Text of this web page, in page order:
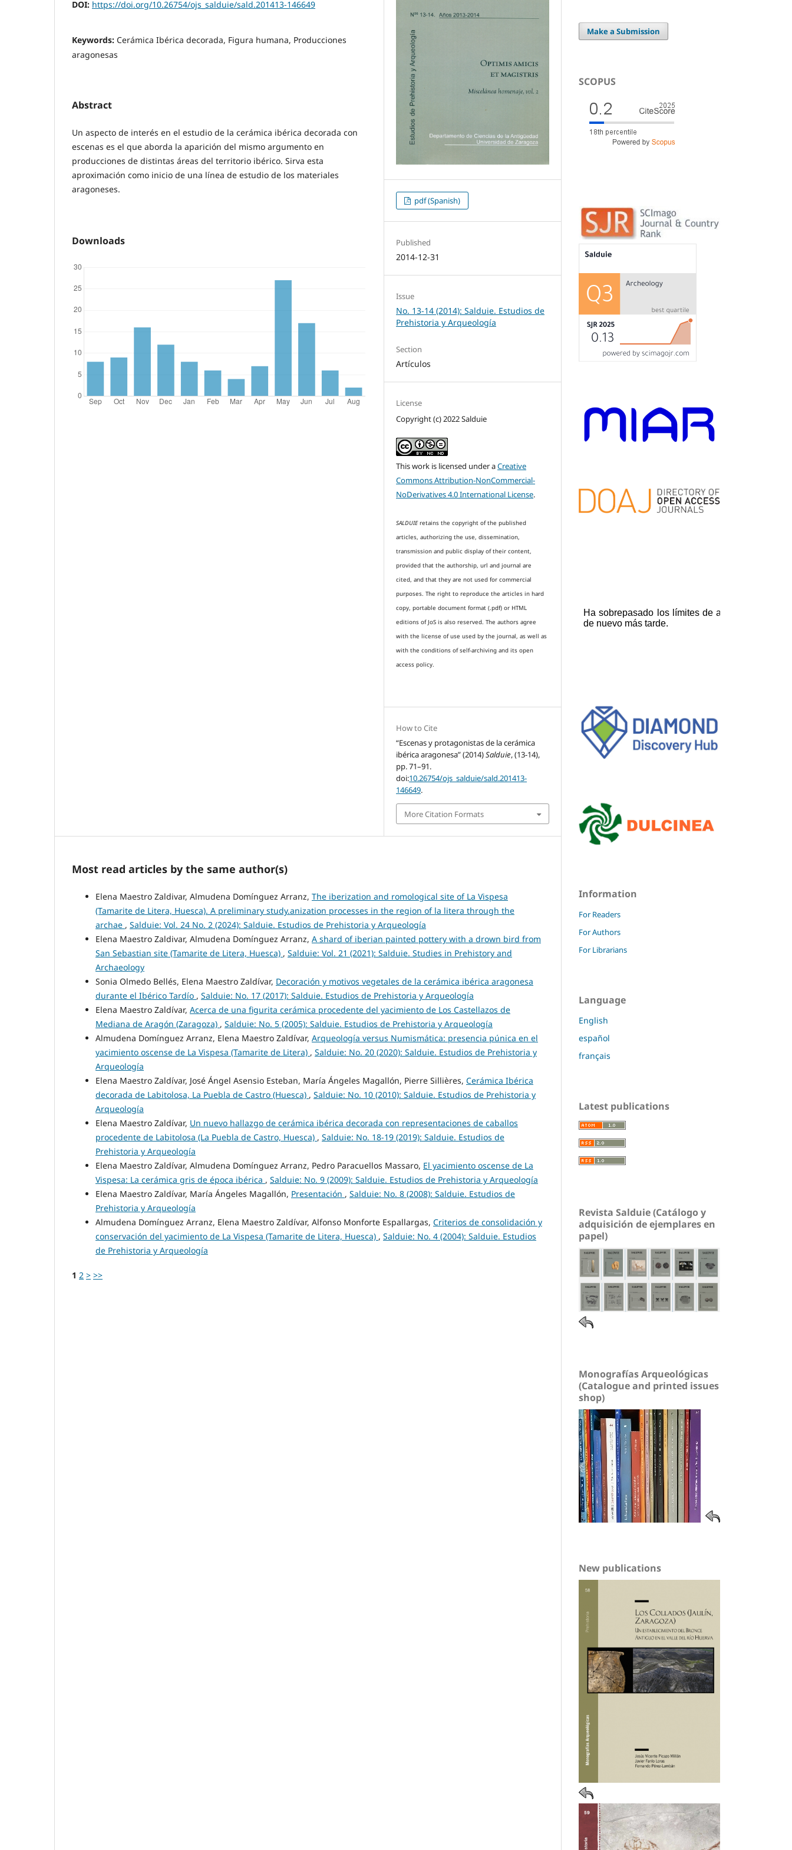
DOI: https://doi.org/10.26754/ojs_salduie/sald.201413-146649
Keywords: Cerámica Ibérica decorada, Figura humana, Producciones
aragonesas
Abstract
Un aspecto de interés en el estudio de la cerámica ibérica decorada con
escenas es el que aborda la aparición del mismo argumento en
producciones de distintas áreas del territorio ibérico. Sirva esta
aproximación como inicio de una línea de estudio de los materiales
aragoneses.
Downloads
pdf (Spanish)
Published
2014-12-31
Issue
No. 13-14 (2014): Salduie. Estudios de
Prehistoria y Arqueología
Section
Artículos
License
Copyright (c) 2022 Salduie
This work is licensed under aCreative
Commons Attribution-NonCommercial-
NoDerivatives 4.0 International License.
SALDUIEretains the copyright of the published
articles, authorizing the use, dissemination,
transmission and public display of their content,
provided that the authorship, url and journal are
cited, and that they are not used for commercial
purposes. The right to reproduce the articles in hard
copy, portable document format (.pdf) or HTML
editions of JoS is also reserved. The authors agree
with the license of use used by the journal, as well as
with the conditions of self-archiving and its open
access policy.
How to Cite
“Escenas y protagonistas de la cerámica
ibérica aragonesa” (2014)Salduie, (13-14),
pp. 71–91.
doi:10.26754/ojs_salduie/sald.201413-
146649.
More Citation Formats
Most read articles by the same author(s)
Elena Maestro Zaldivar, Almudena Domínguez Arranz, The iberization and romological site of La Vispesa
(Tamarite de Litera, Huesca). A preliminary study.anization processes in the region of la litera through the
archae , Salduie: Vol. 24 No. 2 (2024): Salduie. Estudios de Prehistoria y Arqueología
Elena Maestro Zaldivar, Almudena Domínguez Arranz, A shard of iberian painted pottery with a drown bird from
San Sebastian site (Tamarite de Litera, Huesca) , Salduie: Vol. 21 (2021): Salduie. Studies in Prehistory and
Archaeology
Sonia Olmedo Bellés, Elena Maestro Zaldívar, Decoración y motivos vegetales de la cerámica ibérica aragonesa
durante el Ibérico Tardío , Salduie: No. 17 (2017): Salduie. Estudios de Prehistoria y Arqueología
Elena Maestro Zaldívar, Acerca de una figurita cerámica procedente del yacimiento de Los Castellazos de
Mediana de Aragón (Zaragoza) , Salduie: No. 5 (2005): Salduie. Estudios de Prehistoria y Arqueología
Almudena Domínguez Arranz, Elena Maestro Zaldívar, Arqueología versus Numismática: presencia púnica en el
yacimiento oscense de La Vispesa (Tamarite de Litera) , Salduie: No. 20 (2020): Salduie. Estudios de Prehistoria y
Arqueología
Elena Maestro Zaldívar, José Ángel Asensio Esteban, María Ángeles Magallón, Pierre Sillières, Cerámica Ibérica
decorada de Labitolosa, La Puebla de Castro (Huesca) , Salduie: No. 10 (2010): Salduie. Estudios de Prehistoria y
Arqueología
Elena Maestro Zaldívar, Un nuevo hallazgo de cerámica ibérica decorada con representaciones de caballos
procedente de Labitolosa (La Puebla de Castro, Huesca) , Salduie: No. 18-19 (2019): Salduie. Estudios de
Prehistoria y Arqueología
Elena Maestro Zaldívar, Almudena Domínguez Arranz, Pedro Paracuellos Massaro, El yacimiento oscense de La
Vispesa: La cerámica gris de época ibérica , Salduie: No. 9 (2009): Salduie. Estudios de Prehistoria y Arqueología
Elena Maestro Zaldívar, María Ángeles Magallón, Presentación , Salduie: No. 8 (2008): Salduie. Estudios de
Prehistoria y Arqueología
Almudena Domínguez Arranz, Elena Maestro Zaldívar, Alfonso Monforte Espallargas, Criterios de consolidación y
conservación del yacimiento de La Vispesa (Tamarite de Litera, Huesca) , Salduie: No. 4 (2004): Salduie. Estudios
de Prehistoria y Arqueología
1 2 > >>
Make a Submission
SCOPUS
Information
For Readers
For Authors
For Librarians
Language
English
español
français
Latest publications
Revista Salduie (Catálogo y
adquisición de ejemplares en
papel)
Monografías Arqueológicas
(Catalogue and printed issues
shop)
New publications